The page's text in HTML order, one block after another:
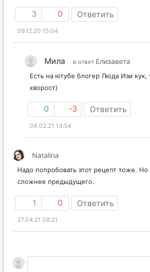
3 0 Ответить
09.12.20 15:04
Мила в ответ Елизавета
Есть на ютубе блогер Люда Изи кук,
хворост)
0 -3 Ответить
04.02.21 13:54
Natalina
Надо попробовать этот рецепт тоже. Но
сложнее предыдущего.
1 0 Ответить
27.04.21 08:21